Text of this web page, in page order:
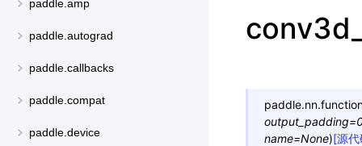
paddle.amp
paddle.autograd
paddle.callbacks
paddle.compat
paddle.device
output_padding=
name=None)[源